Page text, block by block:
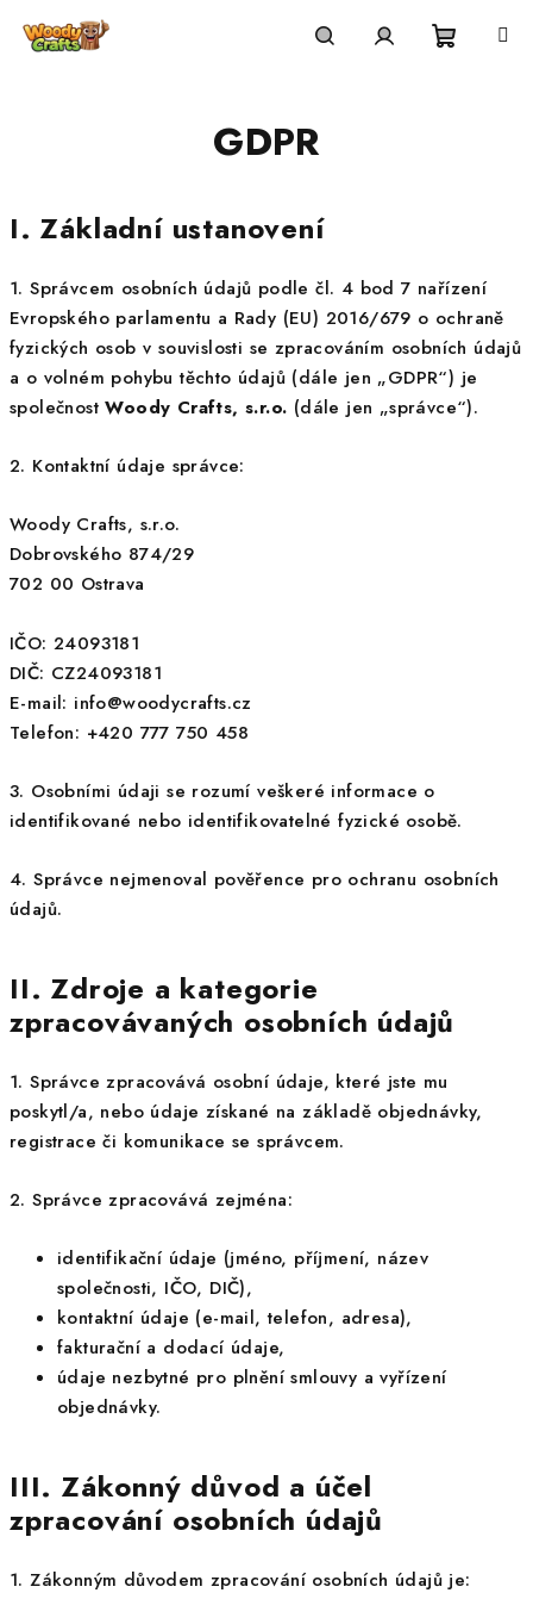
GDPR
I. Základní ustanovení
1. Správcem osobních údajů podle čl. 4 bod 7 nařízení
Evropského parlamentu a Rady (EU) 2016/679 o ochraně
fyzických osob v souvislosti se zpracováním osobních údajů
a o volném pohybu těchto údajů (dále jen „GDPR“) je
společnostWoody Crafts, s.r.o. (dále jen „správce“).
2. Kontaktní údaje správce:
Woody Crafts, s.r.o.
Dobrovského 874/29
702 00 Ostrava
IČO: 24093181
DIČ: CZ24093181
E-mail: info@woodycrafts.cz
Telefon: +420 777 750 458
3. Osobními údaji se rozumí veškeré informace o
identifikované nebo identifikovatelné fyzické osobě.
4. Správce nejmenoval pověřence pro ochranu osobních
údajů.
II. Zdroje a kategorie
zpracovávaných osobních údajů
1. Správce zpracovává osobní údaje, které jste mu
poskytl/a, nebo údaje získané na základě objednávky,
registrace či komunikace se správcem.
2. Správce zpracovává zejména:
identifikační údaje (jméno, příjmení, název
společnosti, IČO, DIČ),
kontaktní údaje (e-mail, telefon, adresa),
fakturační a dodací údaje,
údaje nezbytné pro plnění smlouvy a vyřízení
objednávky.
III. Zákonný důvod a účel
zpracování osobních údajů
1. Zákonným důvodem zpracování osobních údajů je: